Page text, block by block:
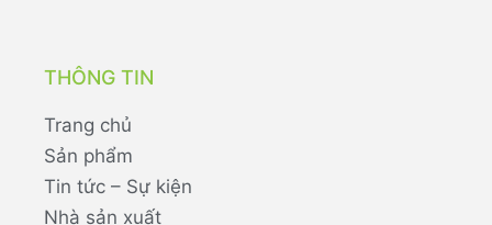
THÔNG TIN
Trang chủ
Sản phẩm
Tin tức – Sự kiện
Nhà sản xuất